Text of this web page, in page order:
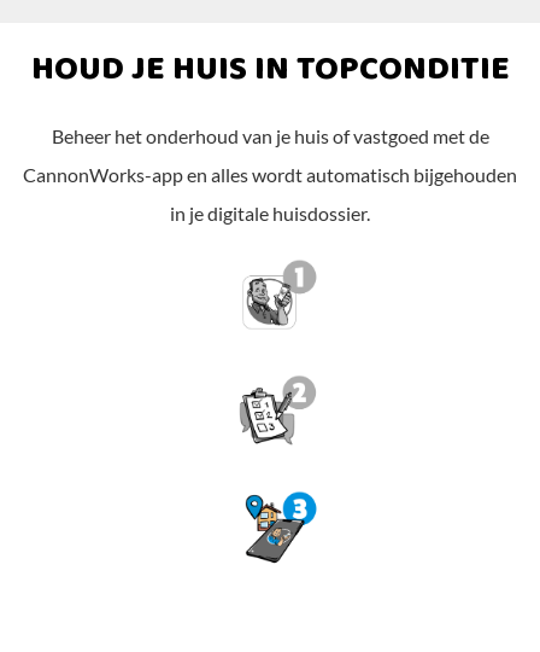
HOUD JE HUIS IN TOPCONDITIE
Beheer het onderhoud van je huis of vastgoed met de
CannonWorks-app en alles wordt automatisch bijgehouden
in je digitale huisdossier.